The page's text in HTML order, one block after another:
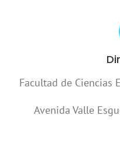
Facultad de Ciencias
Avenida Valle